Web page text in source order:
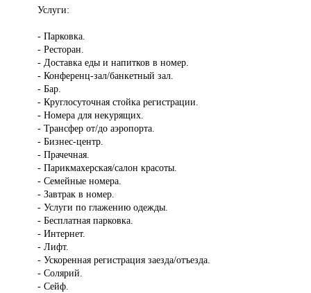
Услуги:
- Парковка.
- Ресторан.
- Доставка еды и напитков в номер.
- Конференц-зал/банкетный зал.
- Бар.
- Круглосуточная стойка регистрации.
- Номера для некурящих.
- Трансфер от/до аэропорта.
- Бизнес-центр.
- Прачечная.
- Парикмахерская/салон красоты.
- Семейные номера.
- Завтрак в номер.
- Услуги по глажению одежды.
- Бесплатная парковка.
- Интернет.
- Лифт.
- Ускоренная регистрация заезда/отъезда.
- Солярий.
- Сейф.